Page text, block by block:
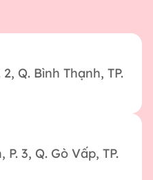
Q. Bình Thạnh, TP.
3, Q. Gò Vấp, TP.